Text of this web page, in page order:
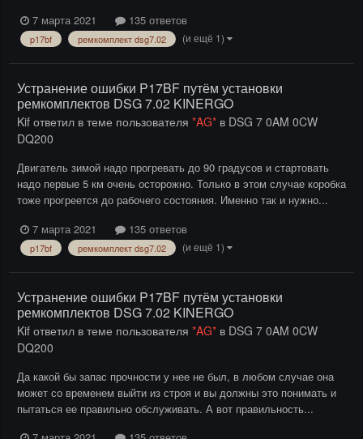
7 марта 2021
135 ответов
p17bf ремкомплект dsg7.02 (и ещё 1)
Устранение ошибки P17BF путём установки
ремкомплектов DSG 7.02 KINERGO
Kif ответил в теме пользователя *AG* в DSG 7 0AM 0CW
DQ200
Двигатель зимой надо прогревать до 90 градусов и стартовать
надо первые 5 км очень осторожно. Только в этом случае коробка
тоже прогреется до рабочего состояния. Именно так и нужно...
7 марта 2021
135 ответов
p17bf ремкомплект dsg7.02 (и ещё 1)
Устранение ошибки P17BF путём установки
ремкомплектов DSG 7.02 KINERGO
Kif ответил в теме пользователя *AG* в DSG 7 0AM 0CW
DQ200
Да какой бы запас прочности у нее не был, в любом случае она
может со временем выйти из строя и вы должны это понимать и
пытаться ее правильно обслуживать. А вот правильность...